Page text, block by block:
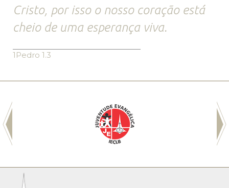
Cristo, por isso o nosso coração está
cheio de uma esperança viva.
1Pedro 1.3